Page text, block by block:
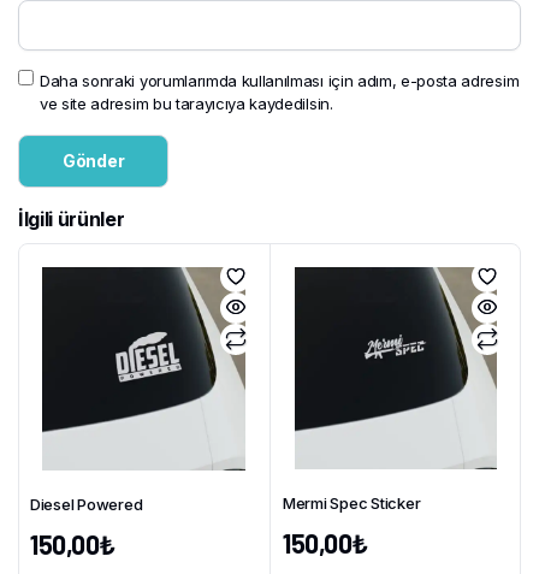
Daha sonraki yorumlarımda kullanılması için adım, e-posta adresim
ve site adresim bu tarayıcıya kaydedilsin.
İlgili ürünler
Diesel Powered
150,00₺
Mermi Spec Sticker
150,00₺